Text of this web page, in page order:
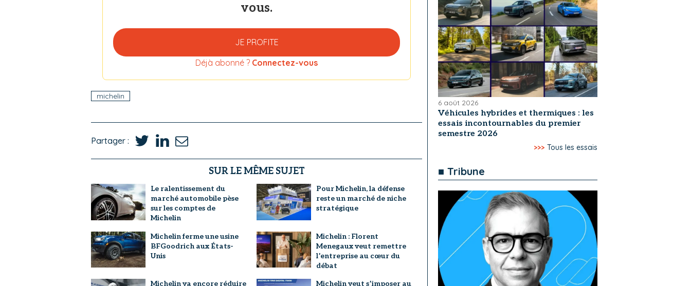
vous.
JE PROFITE
Déjà abonné ? Connectez-vous
michelin
Partager :
SUR LE MÊME SUJET
Le ralentissement du
marché automobile pèse
sur les comptes de
Michelin
Pour Michelin, la défense
reste un marché de niche
stratégique
Michelin ferme une usine
BFGoodrich aux États-
Unis
Michelin : Florent
Menegaux veut remettre
l’entreprise au cœur du
débat
Michelin va encore réduire
Michelin veut s’imposer au
6 août 2026
Véhicules hybrides et thermiques : les
essais incontournables du premier
semestre 2026
>>> Tous les essais
■ Tribune